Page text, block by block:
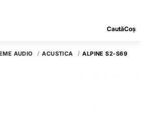
CautăCoș
AUDIO ACUSTICA ALPINE S2-S69